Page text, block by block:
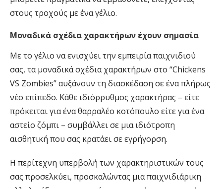
στους τροχούς με ένα γέλιο.
Μοναδικά σχέδια χαρακτήρων έχουν σημασία
Με το γέλιο να ενισχύει την εμπειρία παιχνιδιού
σας, τα μοναδικά σχέδια χαρακτήρων στο “Chickens
VS Zombies” αυξάνουν τη διασκέδαση σε ένα πλήρως
νέο επίπεδο. Κάθε ιδιόρρυθμος χαρακτήρας – είτε
πρόκειται για ένα θαρραλέο κοτόπουλο είτε για ένα
αστείο ζόμπι – συμβάλλει σε μια ιδιότροπη
αισθητική που σας κρατάει σε εγρήγορση.
Η περίτεχνη υπερβολή των χαρακτηριστικών τους
σας προσελκύει, προσκαλώντας μια παιχνιδιάρικη